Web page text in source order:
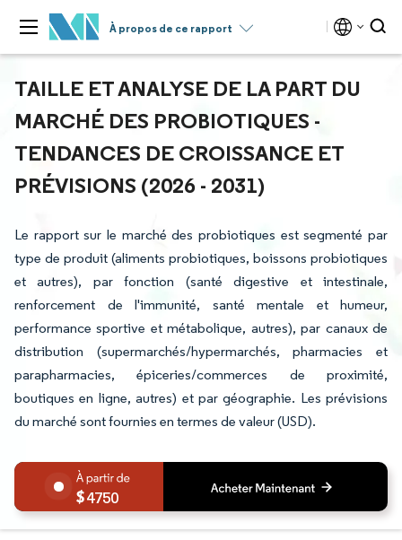
À propos de ce rapport
TAILLE ET ANALYSE DE LA PART DU
MARCHÉ DES PROBIOTIQUES -
TENDANCES DE CROISSANCE ET
PRÉVISIONS (2026 - 2031)
Le rapport sur le marché des probiotiques est segmenté par
type de produit (aliments probiotiques, boissons probiotiques
et autres), par fonction (santé digestive et intestinale,
renforcement de l'immunité, santé mentale et humeur,
performance sportive et métabolique, autres), par canaux de
distribution (supermarchés/hypermarchés, pharmacies et
parapharmacies, épiceries/commerces de proximité,
boutiques en ligne, autres) et par géographie. Les prévisions
du marché sont fournies en termes de valeur (USD).
4750